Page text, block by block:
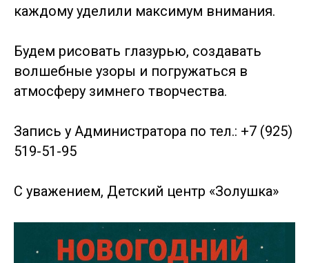
каждому уделили максимум внимания.
Будем рисовать глазурью, создавать
волшебные узоры и погружаться в
атмосферу зимнего творчества.
Запись у Администратора по тел.: +7 (925)
519-51-95
С уважением, Детский центр «Золушка»